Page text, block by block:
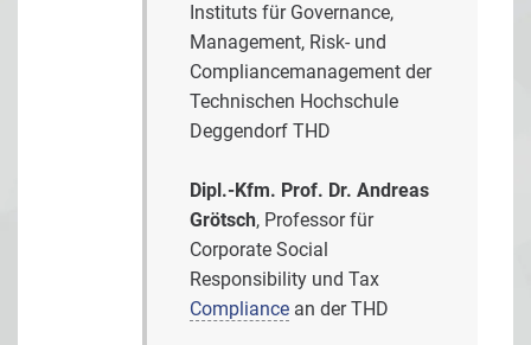
Instituts für Governance,
Management, Risk- und
Compliancemanagement der
Technischen Hochschule
Deggendorf THD
Dipl.-Kfm. Prof. Dr. Andreas
Grötsch, Professor für
Corporate Social
Responsibility und Tax
Compliance an der THD